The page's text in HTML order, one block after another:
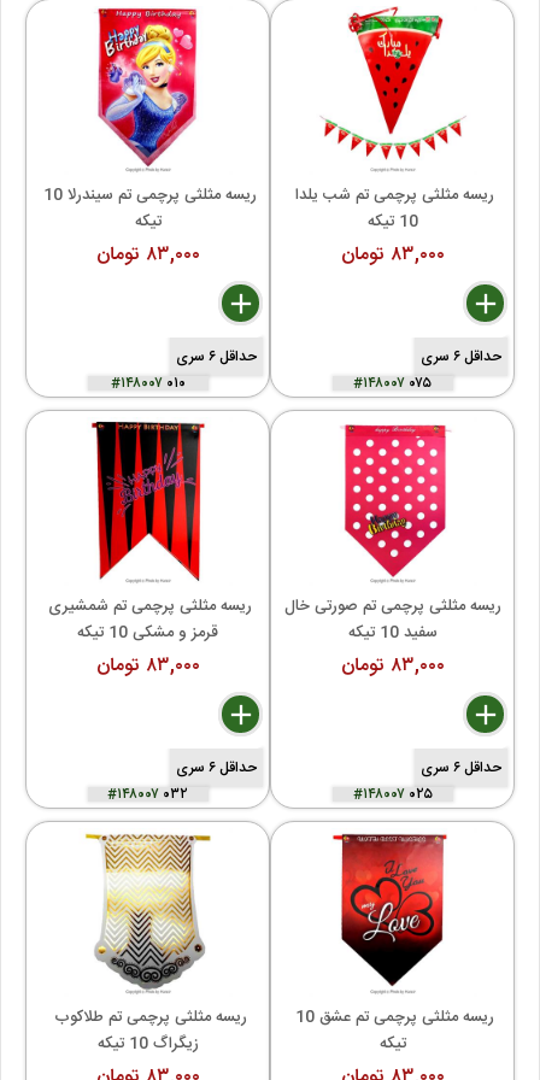
تیکه
۸۳,۰۰۰ تومان
delete
remove
add
حداقل ۶ سری
#۱۴۸۰۰۷۰۱۰
10 تیکه
۸۳,۰۰۰ تومان
delete
remove
add
حداقل ۶ سری
#۱۴۸۰۰۷ ۰۷۵
قرمز و مشکی 10 تیکه
۸۳,۰۰۰ تومان
delete
remove
add
حداقل ۶ سری
#۱۴۸۰۰۷ ۰۳۲
سفید 10 تیکه
۸۳,۰۰۰ تومان
delete
remove
add
حداقل ۶ سری
#۱۴۸۰۰۷۰۲۵
زیگراگ 10 تیکه
تیکه